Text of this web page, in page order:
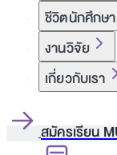
ชีวิตนักศึกษา
งานวิจัย
เกี่ยวกับเรา
สมัครเรียน